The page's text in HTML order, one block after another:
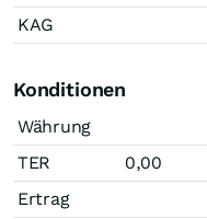
KAG
Konditionen
Währung
TER
0,00
Ertrag